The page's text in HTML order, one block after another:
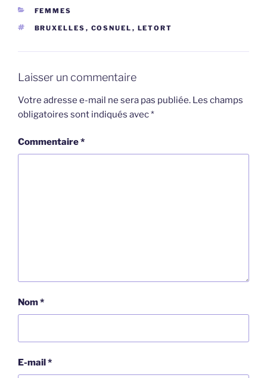
CATÉGORIES
FEMMES
ÉTIQUETTES
BRUXELLES , COSNUEL , LETORT
Laisser un commentaire
Votre adresse e-mail ne sera pas publiée. Les champs
obligatoires sont indiqués avec*
Commentaire*
Nom*
E-mail*